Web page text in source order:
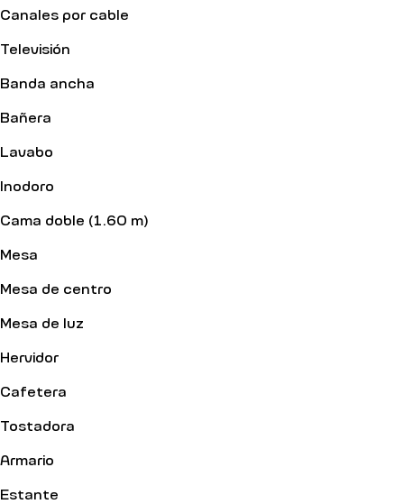
Canales por cable
Televisión
Banda ancha
Bañera
Lavabo
Inodoro
Cama doble (1.60 m)
Mesa
Mesa de centro
Mesa de luz
Hervidor
Cafetera
Tostadora
Armario
Estante